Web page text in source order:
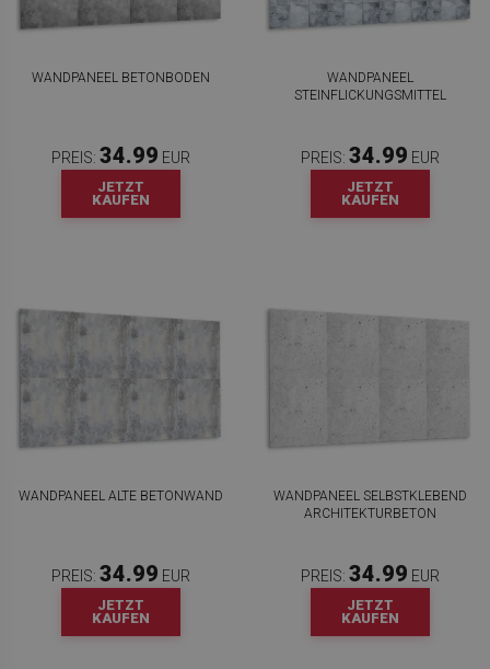
WANDPANEEL BETONBODEN
PREIS: 34.99 EUR
JETZT
KAUFEN
WANDPANEEL
STEINFLICKUNGSMITTEL
PREIS: 34.99 EUR
JETZT
KAUFEN
WANDPANEEL ALTE BETONWAND
PREIS: 34.99 EUR
JETZT
KAUFEN
WANDPANEEL SELBSTKLEBEND
ARCHITEKTURBETON
PREIS: 34.99 EUR
JETZT
KAUFEN